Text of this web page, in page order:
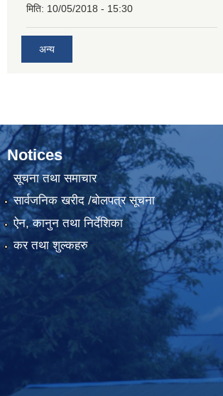
मिति: 10/05/2018 - 15:30
अन्य
Notices
सूचना तथा समाचार
सार्वजनिक खरीद /बोलपत्र सूचना
ऐन, कानुन तथा निर्देशिका
कर तथा शुल्कहरु